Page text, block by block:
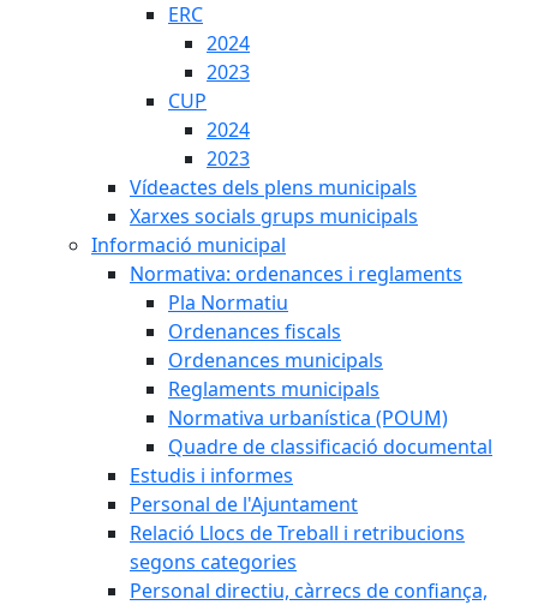
ERC
2024
2023
CUP
2024
2023
Vídeactes dels plens municipals
Xarxes socials grups municipals
Informació municipal
Normativa: ordenances i reglaments
Pla Normatiu
Ordenances fiscals
Ordenances municipals
Reglaments municipals
Normativa urbanística (POUM)
Quadre de classificació documental
Estudis i informes
Personal de l'Ajuntament
Relació Llocs de Treball i retribucions
segons categories
Personal directiu, càrrecs de confiança,